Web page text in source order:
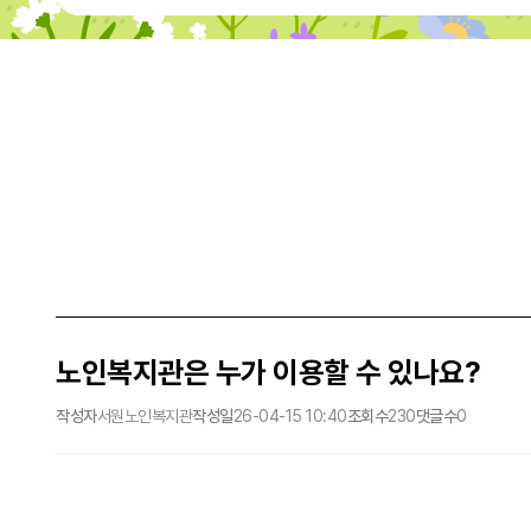
노인복지관은 누가 이용할 수 있나요?
작성자서원노인복지관작성일26-04-15 10:40조회수230댓글수0